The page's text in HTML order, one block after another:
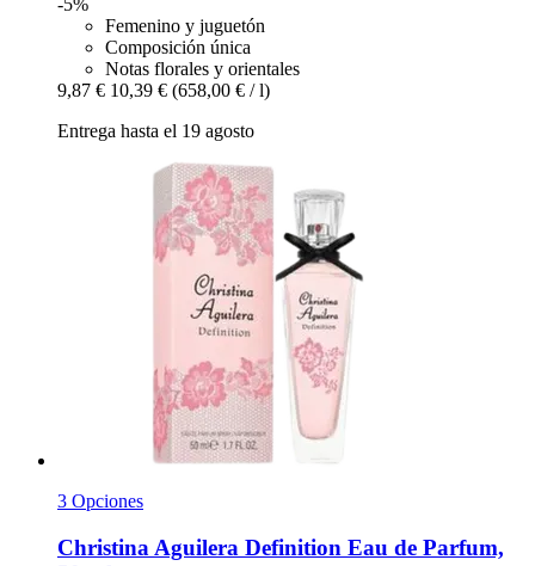
-5%
Femenino y juguetón
Composición única
Notas florales y orientales
9,87 € 10,39 € (658,00 € / l)
Entrega hasta el 19 agosto
3 Opciones
Christina Aguilera Definition Eau de Parfum,